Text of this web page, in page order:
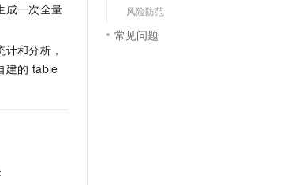
成一次全量
和分析，
建的 table
风险防范
常见问题
多模态内容创作工具，已接入 DeepSeek
大模型